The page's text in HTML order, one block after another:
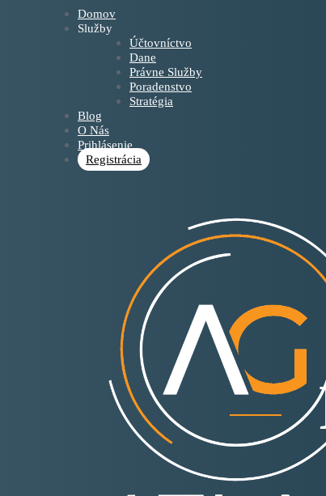
Domov
Služby
Účtovníctvo
Dane
Právne Služby
Poradenstvo
Stratégia
Blog
O Nás
Prihlásenie
Registrácia